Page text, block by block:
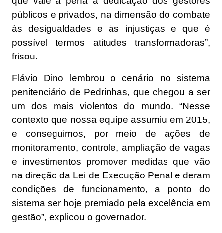
públicos e privados, na dimensão do combate
às desigualdades e às injustiças e que é
possível termos atitudes transformadoras”,
frisou.
Flávio Dino lembrou o cenário no sistema
penitenciário de Pedrinhas, que chegou a ser
um dos mais violentos do mundo. “Nesse
contexto que nossa equipe assumiu em 2015,
e conseguimos, por meio de ações de
monitoramento, controle, ampliação de vagas
e investimentos promover medidas que vão
na direção da Lei de Execução Penal e deram
condições de funcionamento, a ponto do
sistema ser hoje premiado pela excelência em
gestão”, explicou o governador.